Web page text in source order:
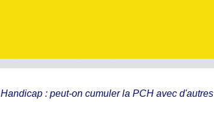
Handicap : peut-on cumuler la PCH avec d'autres